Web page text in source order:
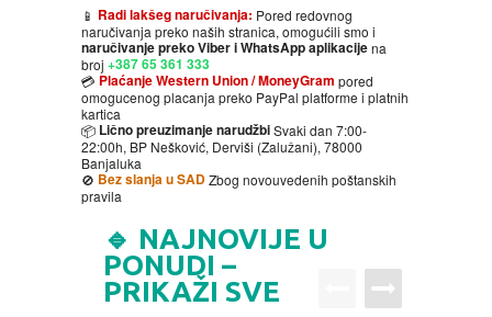
MUSIC DVD
MTEL PREPAID SIM CARD
SLANJE PAKETA
GIFT CODE
KNJIGE
AUTOBIOGRAFIJA
AVANTURISTIČKI
BIOGRAFIJA
BOJANKE
MUZIKA
NARODNA
ZABAVNA
DJECIJA
NEGA TELA
BECUTAN
HRANA I PICE
📱 Radi lakšeg naručivanja: Pored redovnog
naručivanja preko naših stranica, omogućili smo i
naručivanje preko Viber i WhatsApp aplikacijena
broj +387 65 361 333
💳 Plaćanje Western Union / MoneyGram pored
omogucenog placanja preko PayPal platforme i platnih
kartica
📦 Lično preuzimanje narudžbiSvaki dan 7:00-
22:00h, BP Nešković, Derviši (Zalužani), 78000
Banjaluka
🚫 Bez slanja u SADZbog novouvedenih poštanskih
pravila
🔹 NAJNOVIJE U
PONUDI –
PRIKAŽI SVE